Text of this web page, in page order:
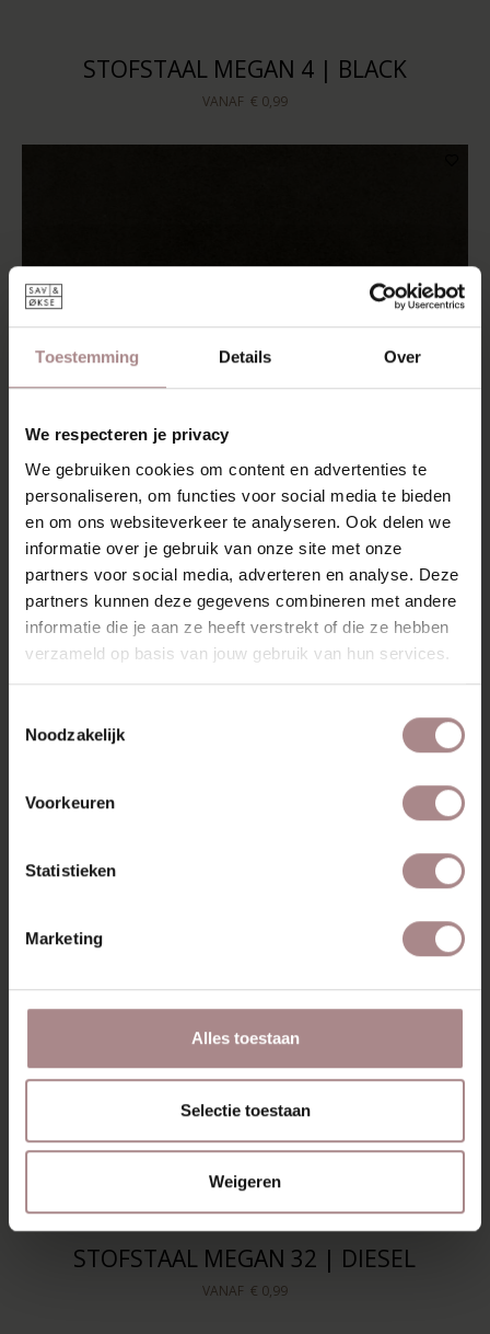
Toestemming Details Over
We respecteren je privacy
We gebruiken cookies om content en advertenties te
personaliseren, om functies voor social media te bieden
en om ons websiteverkeer te analyseren. Ook delen we
informatie over je gebruik van onze site met onze
partners voor social media, adverteren en analyse. Deze
partners kunnen deze gegevens combineren met andere
informatie die je aan ze heeft verstrekt of die ze hebben
verzameld op basis van jouw gebruik van hun services.
Noodzakelijk
Voorkeuren
Statistieken
Marketing
Alles toestaan
Selectie toestaan
Weigeren
STOFSTAAL MEGAN 4 | BLACK
VANAF € 0,99
STOFSTAAL MEGAN 6 | BROWN
STOFSTAAL MEGAN 32 | DIESEL
VANAF € 0,99